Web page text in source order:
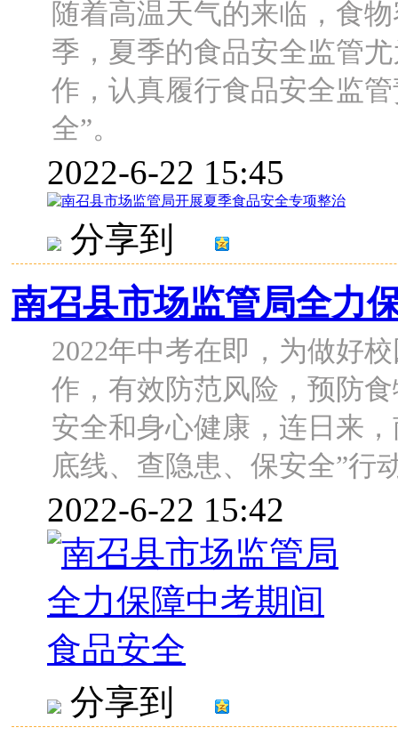
随着高温天气的来临，食
季，夏季的食品安全监管
作，认真履行食品安全监
全”。
2022-6-22 15:45
分享到
南召县市场监管局全力
2022年中考在即，为做好
作，有效防范风险，预防
安全和身心健康，连日来
底线、查隐患、保安全”行
2022-6-22 15:42
分享到